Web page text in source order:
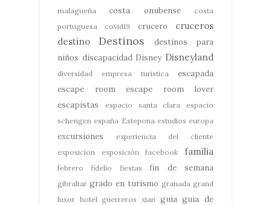
malagueña
costa onubense
costa
portuguesa
covid19 crucero
cruceros
destino
Destinos
destinos para
niños discapacidad Disney Disneyland
diversidad empresa turistica
escapada
escape room
escape room lover
escapistas
espacio santa clara
espacio
schengen españa Estepona estudios europa
excursiones
experiencia del cliente
exposicion
exposición facebook familia
febrero fidelio fiestas fin de semana
gibraltar grado en turismo granada grand
luxor hotel guerreros xian guia guia de